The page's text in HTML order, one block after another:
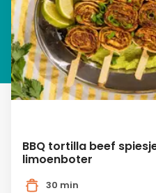
BBQ tortilla beef
limoenboter
30 min